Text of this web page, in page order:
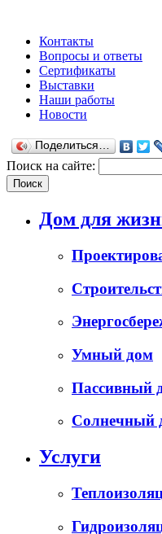
Контакты
Вопросы и ответы
Сертификаты
Выставки
Наши работы
Новости
Поделиться…
Поиск на сайте:
Дом для
Умный дом
Пассивный
Солнечный
Услуги